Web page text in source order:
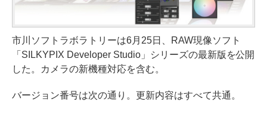
市川ソフトラボラトリーは6月25日、RAW現像ソフト
「SILKYPIX Developer Studio」シリーズの最新版を公開
した。カメラの新機種対応を含む。
バージョン番号は次の通り。更新内容はすべて共通。